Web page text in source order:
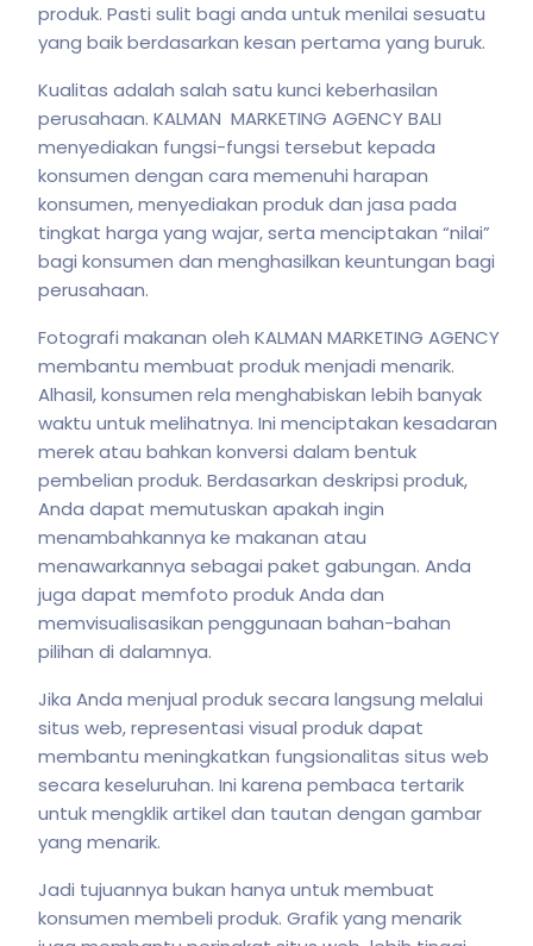
produk. Pasti sulit bagi anda untuk menilai sesuatu
yang baik berdasarkan kesan pertama yang buruk.
Kualitas adalah salah satu kunci keberhasilan
perusahaan. KALMAN MARKETING AGENCY BALI
menyediakan fungsi-fungsi tersebut kepada
konsumen dengan cara memenuhi harapan
konsumen, menyediakan produk dan jasa pada
tingkat harga yang wajar, serta menciptakan “nilai”
bagi konsumen dan menghasilkan keuntungan bagi
perusahaan.
Fotografi makanan oleh KALMAN MARKETING AGENCY
membantu membuat produk menjadi menarik.
Alhasil, konsumen rela menghabiskan lebih banyak
waktu untuk melihatnya. Ini menciptakan kesadaran
merek atau bahkan konversi dalam bentuk
pembelian produk. Berdasarkan deskripsi produk,
Anda dapat memutuskan apakah ingin
menambahkannya ke makanan atau
menawarkannya sebagai paket gabungan. Anda
juga dapat memfoto produk Anda dan
memvisualisasikan penggunaan bahan-bahan
pilihan di dalamnya.
Jika Anda menjual produk secara langsung melalui
situs web, representasi visual produk dapat
membantu meningkatkan fungsionalitas situs web
secara keseluruhan. Ini karena pembaca tertarik
untuk mengklik artikel dan tautan dengan gambar
yang menarik.
Jadi tujuannya bukan hanya untuk membuat
konsumen membeli produk. Grafik yang menarik